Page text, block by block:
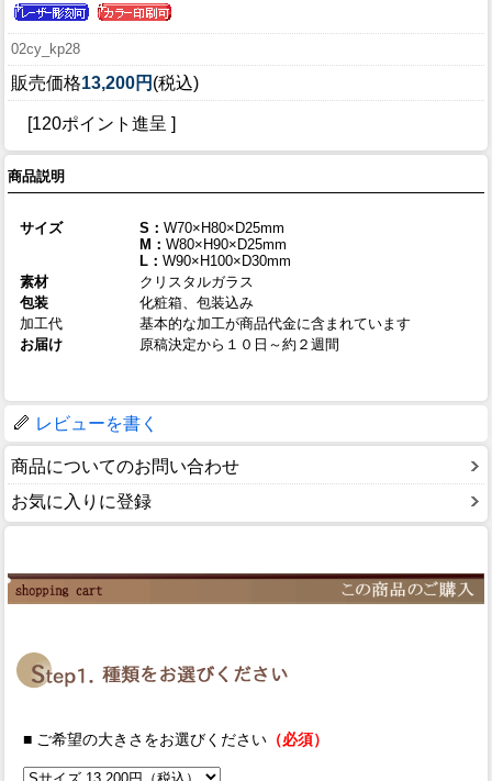
02cy_kp28
販売価格13,200円 (税込)
[120ポイント進呈 ]
商品説明
サイズ S： W70×H80×D25mm
M： W80×H90×D25mm
L： W90×H100×D30mm
素材
クリスタルガラス
包装
化粧箱、包装込み
加工代
基本的な加工が商品代金に含まれています
お届け
原稿決定から１０日～約２週間
レビューを書く
商品についてのお問い合わせ
お気に入りに登録
■ ご希望の大きさをお選びください（必須）